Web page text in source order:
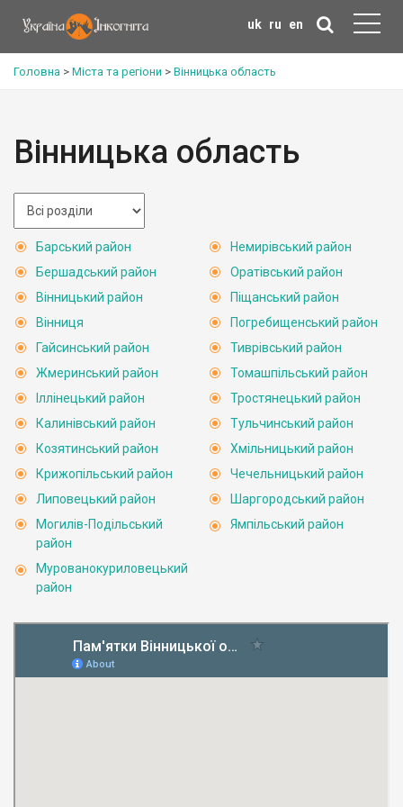
uk ru en
Головна > Міста та регіони > Вінницька область
Вінницька область
Барський район
Бершадський район
Вінницький район
Вінниця
Гайсинський район
Жмеринський район
Іллінецький район
Калинівський район
Козятинський район
Крижопільський район
Липовецький район
Могилів-Подільський
район
Мурованокуриловецький
район
Немирівський район
Оратівський район
Піщанський район
Погребищенський район
Тиврівський район
Томашпільський район
Тростянецький район
Тульчинський район
Хмільницький район
Чечельницький район
Шаргородський район
Ямпільський район